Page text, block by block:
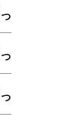
つ
つ
つ